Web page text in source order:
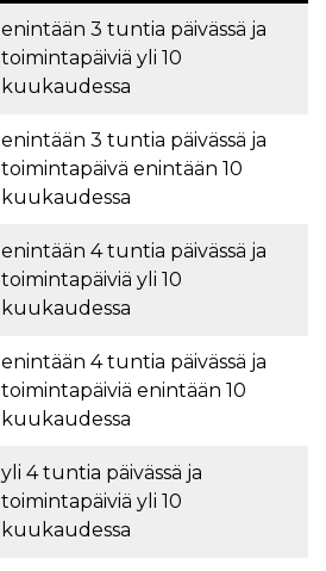
enintään 3 tuntia päivässä ja
toimintapäiviä yli 10
kuukaudessa
enintään 3 tuntia päivässä ja
toimintapäivä enintään 10
kuukaudessa
enintään 4 tuntia päivässä ja
toimintapäiviä yli 10
kuukaudessa
enintään 4 tuntia päivässä ja
toimintapäiviä enintään 10
kuukaudessa
yli 4 tuntia päivässä ja
toimintapäiviä yli 10
kuukaudessa